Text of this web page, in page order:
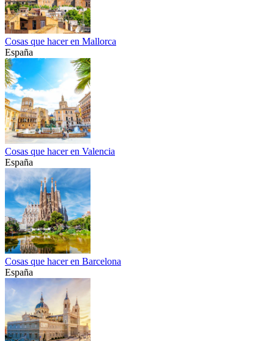
Cosas que hacer en Mallorca
España
Cosas que hacer en Valencia
España
Cosas que hacer en Barcelona
España